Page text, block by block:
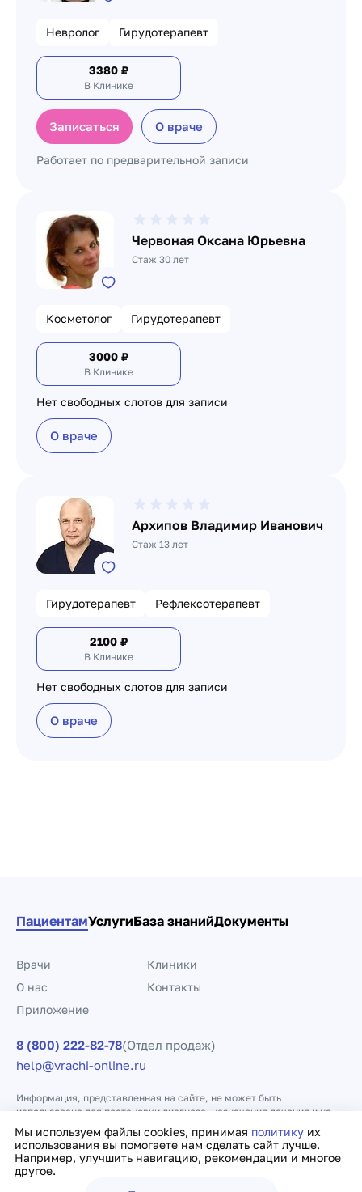
Невролог Гирудотерапевт
3380 ₽
В Клинике
Записаться О враче
Работает по предварительной записи
Червоная Оксана Юрьевна
Стаж 30 лет
Косметолог Гирудотерапевт
3000 ₽
В Клинике
Нет свободных слотов для записи
О враче
Архипов Владимир Иванович
Стаж 13 лет
Гирудотерапевт Рефлексотерапевт
2100 ₽
В Клинике
Нет свободных слотов для записи
О враче
Мы используем файлы cookies, принимая политику их
использования вы помогаете нам сделать сайт лучше.
Например, улучшить навигацию, рекомендации и многое
другое.
ПациентамУслугиБаза знанийДокументы
Врачи
Клиники
О нас
Контакты
Приложение
8 (800) 222-82-78(Отдел продаж)
help@vrachi-online.ru
Информация, представленная на сайте, не может быть
использована для постановки диагноза, назначения лечения и не
заменяет прием врача.
Политика конфиденциальности Договор оферты